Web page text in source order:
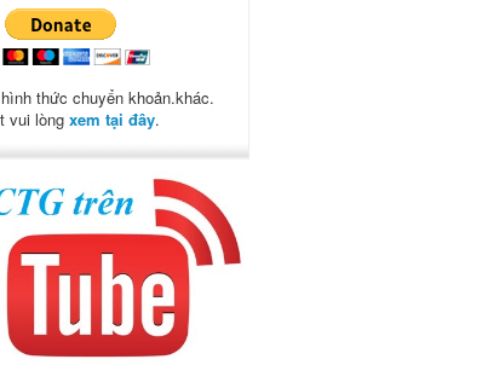
thức chuyển khoản.khác.
vui lòng xem tại đây.